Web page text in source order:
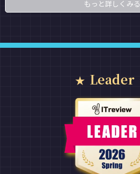
もっと詳しくみる
Leader